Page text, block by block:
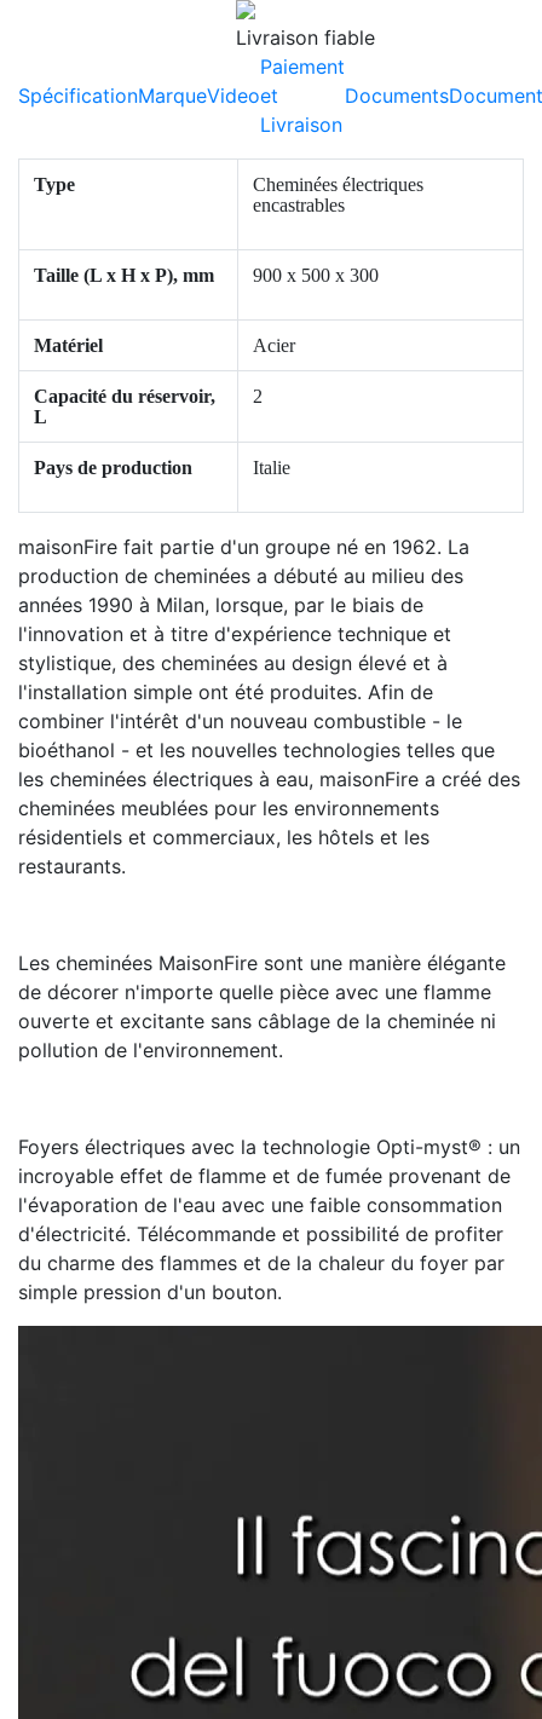
Livraison fiable
SpécificationMarqueVideo
Paiement
et
Livraison
Documents
Type
Cheminées électriques
encastrables
Taille (L x H x P), mm 900 x 500 x 300
Matériel Acier
Capacité du réservoir,
L
2
Pays de production Italie
maisonFire fait partie d'un groupe né en 1962. La
production de cheminées a débuté au milieu des
années 1990 à Milan, lorsque, par le biais de
l'innovation et à titre d'expérience technique et
stylistique, des cheminées au design élevé et à
l'installation simple ont été produites. Afin de
combiner l'intérêt d'un nouveau combustible - le
bioéthanol - et les nouvelles technologies telles que
les cheminées électriques à eau, maisonFire a créé des
cheminées meublées pour les environnements
résidentiels et commerciaux, les hôtels et les
restaurants.
Les cheminées MaisonFire sont une manière élégante
de décorer n'importe quelle pièce avec une flamme
ouverte et excitante sans câblage de la cheminée ni
pollution de l'environnement.
Foyers électriques avec la technologie Opti-myst® : un
incroyable effet de flamme et de fumée provenant de
l'évaporation de l'eau avec une faible consommation
d'électricité. Télécommande et possibilité de profiter
du charme des flammes et de la chaleur du foyer par
simple pression d'un bouton.